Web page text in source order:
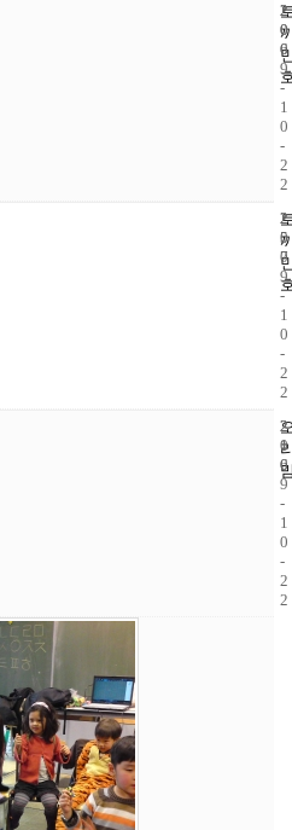
2
0
6
2
0
0
9
-
1
0
-
2
2
2
5
7
2
0
0
9
-
1
0
-
2
2
2
1
6
2
0
0
9
-
1
0
-
2
2